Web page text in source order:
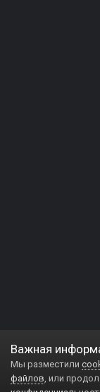
Важная
Мы разместили
файлов, или